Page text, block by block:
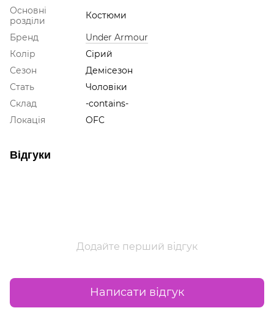
Основні
розділи
Костюми
Бренд
Under Armour
Колір
Сірий
Сезон
Демісезон
Стать
Чоловіки
Склад
-contains-
Локація
OFC
Відгуки
Додайте перший відгук
Написати відгук